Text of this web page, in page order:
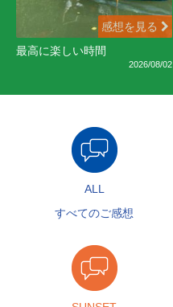
感想を見る
最高に楽しい時間
2026/08/02
ALL
すべてのご感想